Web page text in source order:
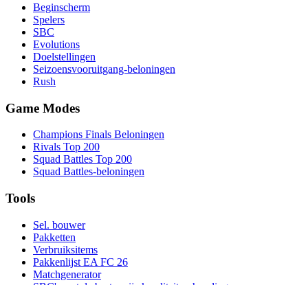
Beginscherm
Spelers
SBC
Evolutions
Doelstellingen
Seizoensvooruitgang-beloningen
Rush
Game Modes
Champions Finals Beloningen
Rivals Top 200
Squad Battles Top 200
Squad Battles-beloningen
Tools
Sel. bouwer
Pakketten
Verbruiksitems
Pakkenlijst EA FC 26
Matchgenerator